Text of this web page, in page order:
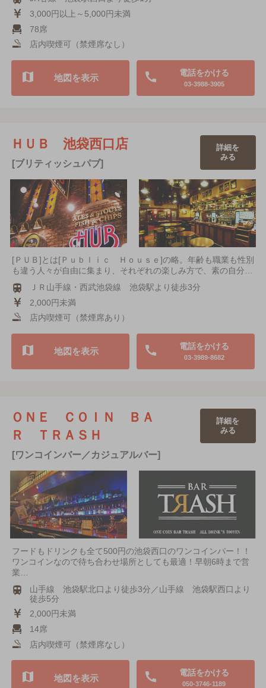
3,000円以上～5,000円未満
78席
店内喫煙可（禁煙席なし）
電話をかける
03-3988-3905
地図を表示
ＨＵＢ 池袋西口店
[ブリティッシュパブ]
詳細を
みる
[ＰＵＢ]とは[Ｐｕｂｌｉｃ Ｈｏｕｓｅ]の略。年齢も職業も性別
も違う人々が自由に集まり、それぞれの楽しみ方で、素の自分…
ＪＲ山手線・西武池袋線 池袋駅より徒歩3分
2,000円未満
店内喫煙可（禁煙席あり）
電話をかける
03-3989-8682
地図を表示
ＯＮＥ ＣＯＩＮ ＢＡ
Ｒ ＴＲＡＳＨ
[ワンコインバー／カジュアルバー]
詳細を
みる
フードもドリンクも全て500円の池袋西口のワンコインバー！！
ワンコインなので待ち合わせ場所としても最適！早朝6時まで営
業…
山手線 池袋駅北口より徒歩3分／山手線 池袋駅西口より
徒歩5分
2,000円未満
14席
店内喫煙可（禁煙席なし）
電話をかける
050-3746-1189
地図を表示